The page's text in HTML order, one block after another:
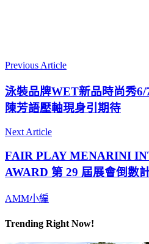
Previous Article
泳裝品牌WET新品時尚秀
陳芳語壓軸現身引期待
Next Article
FAIR PLAY MENARINI
AWARD 第 29 屆展會倒數
AMM小編
Trending Right Now!